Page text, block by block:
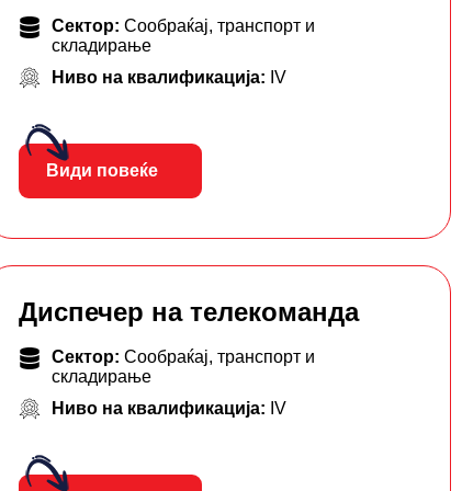
Сектор: Сообраќај, транспорт и
складирање
Ниво на квалификација: IV
Види повеќе
Диспечер на телекоманда
Сектор: Сообраќај, транспорт и
складирање
Ниво на квалификација: IV